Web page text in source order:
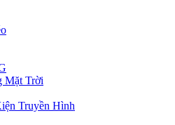
Mặt Trời
Truyền Hình